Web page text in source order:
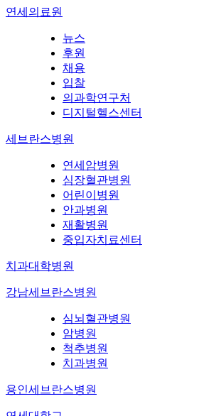
연세의료원
뉴스
후원
채용
입찰
의과학연구처
디지털헬스센터
세브란스병원
연세암병원
심장혈관병원
어린이병원
안과병원
재활병원
중입자치료센터
치과대학병원
강남세브란스병원
심뇌혈관병원
암병원
척추병원
치과병원
용인세브란스병원